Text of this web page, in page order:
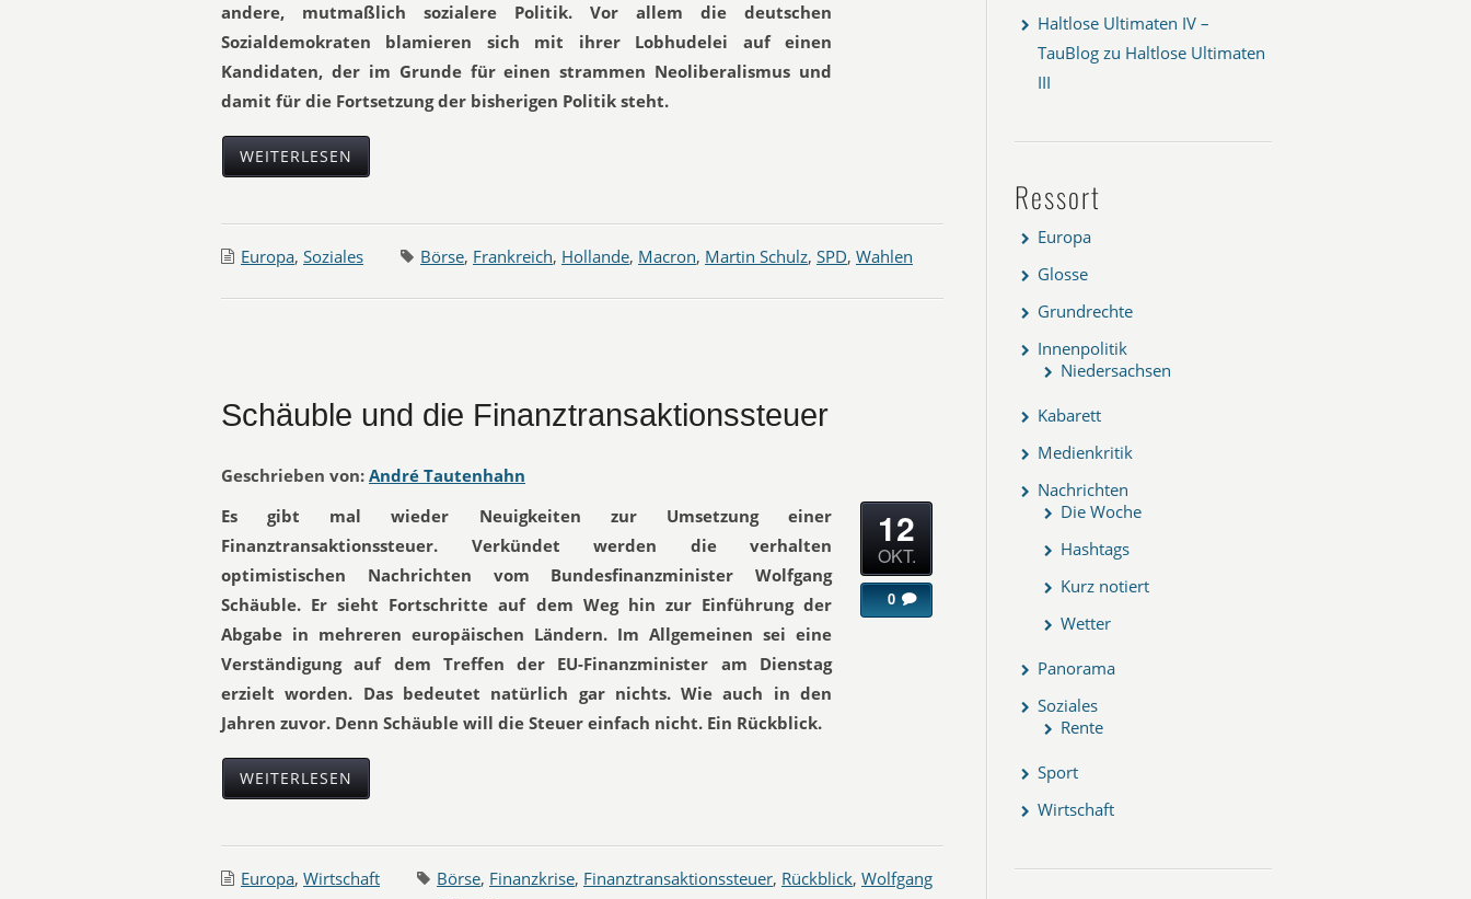
andere, mutmaßlich sozialere Politik. Vor allem die deutschen
Sozialdemokraten blamieren sich mit ihrer Lobhudelei auf einen
Kandidaten, der im Grunde für einen strammen Neoliberalismus und
damit für die Fortsetzung der bisherigen Politik steht.
WEITERLESEN
Europa, Soziales Börse, Frankreich, Hollande, Macron, Martin Schulz, SPD, Wahlen
Schäuble und die Finanztransaktionssteuer
Geschrieben von: André Tautenhahn
Es gibt mal wieder Neuigkeiten zur Umsetzung einer
Finanztransaktionssteuer. Verkündet werden die verhalten
optimistischen Nachrichten vom Bundesfinanzminister Wolfgang
Schäuble. Er sieht Fortschritte auf dem Weg hin zur Einführung der
Abgabe in mehreren europäischen Ländern. Im Allgemeinen sei eine
Verständigung auf dem Treffen der EU-Finanzminister am Dienstag
erzielt worden. Das bedeutet natürlich gar nichts. Wie auch in den
Jahren zuvor. Denn Schäuble will die Steuer einfach nicht. Ein Rückblick.
WEITERLESEN
12
OKT.
0
Europa, Wirtschaft Börse, Finanzkrise, Finanztransaktionssteuer, Rückblick, Wolfgang
Haltlose Ultimaten IV –
TauBlog zu Haltlose Ultimaten
III
Ressort
Europa
Glosse
Grundrechte
Innenpolitik
Niedersachsen
Kabarett
Medienkritik
Nachrichten
Die Woche
Hashtags
Kurz notiert
Wetter
Panorama
Soziales
Rente
Sport
Wirtschaft